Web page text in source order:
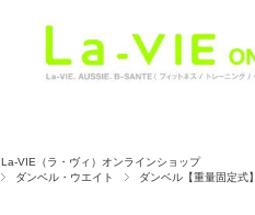
La-VIE（ラ・ヴィ）オンラインショップ
ダンベル・ウエイト
ダンベル【重量固定式】